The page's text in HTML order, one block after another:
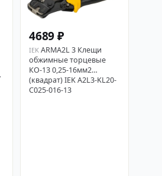
4689 ₽
IEK ARMA2L 3 Клещи
обжимные торцевые
КО-13 0,25-16мм2
(квадрат) IEK A2L3-KL20-
C025-016-13